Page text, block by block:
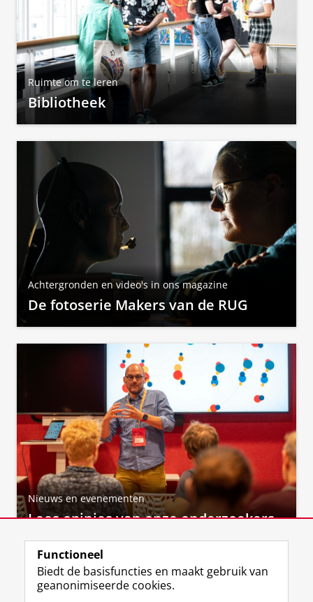
Ruimte om te leren
Bibliotheek
Achtergronden en video's in ons magazine
De fotoserie Makers van de RUG
Nieuws en evenementen
Lees opinies van onze onderzoekers
Functioneel
Biedt de basisfuncties en maakt gebruik van
geanonimiseerde cookies.